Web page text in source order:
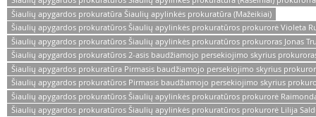
Šiaulių apygardos prokuratūra Šiaulių apylinkės prokuratūra (Mažeikiai)
Šiaulių apygardos prokuratūros Šiaulių apylinkės prokuratūros prokurorė Violeta
Šiaulių apygardos prokuratūros Šiaulių apylinkės prokuratūros prokuroras Jonas
Šiaulių apygardos prokuratūros 2-asis baudžiamojo persekiojimo skyrius
Šiaulių apygardos prokuratūra Pirmasis baudžiamojo persekiojimo skyrius
Šiaulių apygardos prokuratūros Pirmasis baudžiamojo persekiojimo skyrius
Šiaulių apygardos prokuratūros Šiaulių apylinkės prokuratūros prokurorė
Šiaulių apygardos prokuratūros Šiaulių apylinkės prokuratūros prokurorė Lilija